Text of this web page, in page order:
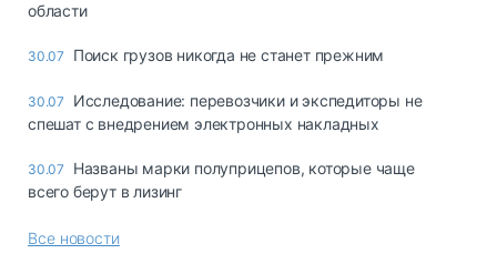
области
30.07 Поиск грузов никогда не станет прежним
30.07
Исследование: перевозчики и экспедиторы не
спешат с внедрением электронных накладных
30.07
Названы марки полуприцепов, которые чаще
всего берут в лизинг
Все новости